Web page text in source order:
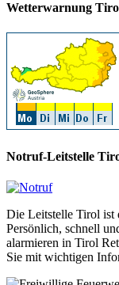
Wetterwarnung
Notruf-Leitstelle
Die Leitstelle Tirol ist
Persönlich, schnell
alarmieren in Tirol
Sie mit wichtigen